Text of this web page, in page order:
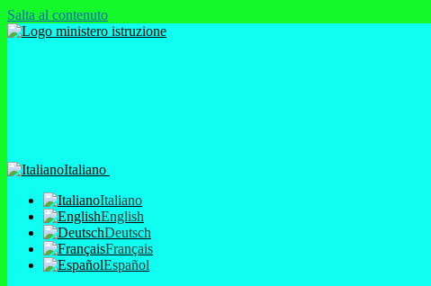
Salta al contenuto
Italiano
Italiano
English
Deutsch
Français
Español